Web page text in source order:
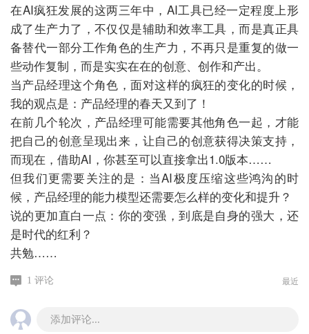
在AI疯狂发展的这两三年中，AI工具已经一定程度上形
成了生产力了，不仅仅是辅助和效率工具，而是真正具
备替代一部分工作角色的生产力，不再只是重复的做一
些动作复制，而是实实在在的创意、创作和产出。
当产品经理这个角色，面对这样的疯狂的变化的时候，
我的观点是：产品经理的春天又到了！
在前几个轮次，产品经理可能需要其他角色一起，才能
把自己的创意呈现出来，让自己的创意获得决策支持，
而现在，借助AI，你甚至可以直接拿出1.0版本……
但我们更需要关注的是：当AI极度压缩这些鸿沟的时
候，产品经理的能力模型还需要怎么样的变化和提升？
说的更加直白一点：你的变强，到底是自身的强大，还
是时代的红利？
共勉……
1 评论 最近
添加评论...